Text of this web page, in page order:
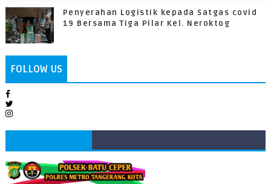
Penyerahan Logistik kepada Satgas covid
19 Bersama Tiga Pilar Kel. Neroktog
FOLLOW US